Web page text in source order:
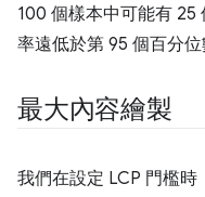
100 個樣本中可能有 25
率遠低於第 95 個百分位
最大內容繪製
我們在設定 LCP 門檻